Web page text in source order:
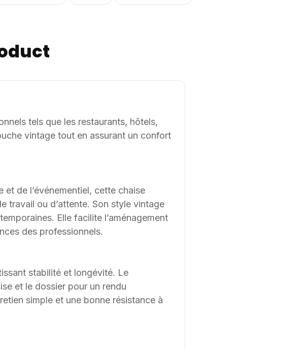
: Avec un volume d’emballage de 0,24 m3, cette chaise se
des adaptations sur mesure pour répondre aux besoins spécifiques des
données disponibles :
de l’événementiel et des environnements de travail dans leurs projets
selon les besoins du client. Nous pouvons également développer des
sur mesure à partir d’une feuille blanche, chaque projet pouvant être
tels que les restaurants, hôtels,
vintage tout en assurant un confort
et de l’événementiel, cette chaise
travail ou d’attente. Son style vintage
Elle facilite l’aménagement
des professionnels.
stabilité et longévité. Le
et le dossier pour un rendu
simple et une bonne résistance à